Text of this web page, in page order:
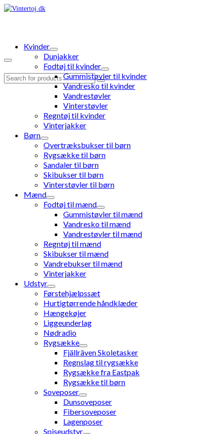
Search
Kvinder
Dunjakker
Fodtøj til kvinder
Gummistøvler til kvinder
Vandresko til kvinder
Vandrestøvler
Vinterstøvler
Regntøj til kvinder
Vinterjakker
Børn
Overtræksbukser til børn
Rygsække til børn
Sandaler til børn
Skibukser til børn
Vinterstøvler til børn
Mænd
Fodtøj til mænd
Gummistøvler til mænd
Vandresko til mænd
Vandrestøvler til mænd
Regntøj til mænd
Skibukser til mænd
Vandrebukser til mænd
Vinterjakker
Udstyr
Førstehjælpssæt
Hurtigtørrende håndklæder
Hængekøjer
Liggeunderlag
Nødradio
Rygsække
Fjällräven Skoletasker
Regnslag til rygsække
Rygsække fra Eastpak
Rygsække til børn
Soveposer
Dunsoveposer
Fibersoveposer
Lagenposer
Spiseudstyr